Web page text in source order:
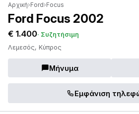
Αρχική›Ford›Focus
Ford Focus 2002
€ 1.400· Συζητήσιμη
Λεμεσός, Κύπρος
Μήνυμα
Εμφάνιση